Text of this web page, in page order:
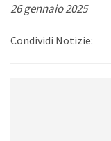
26 gennaio 2025
Condividi Notizie: